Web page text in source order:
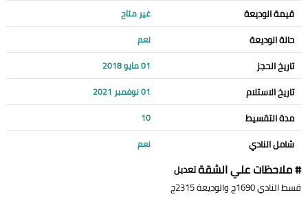
قيمة الوديعة غير متاح
حالة الوديعة نعم
تاريخ الحجز 01 مايو 2018
تاريخ الاستلام 01 نوفمبر 2021
مدة التقسيط 10
شامل النادي نعم
# ملاحظات علي الشقةتعديل
قسط النادي 1690ج والوديعة 2315ج